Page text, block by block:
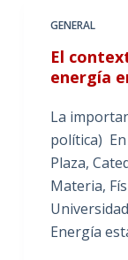
GENERAL
El
energía
La
política)
Plaza,
Materia,
Energía